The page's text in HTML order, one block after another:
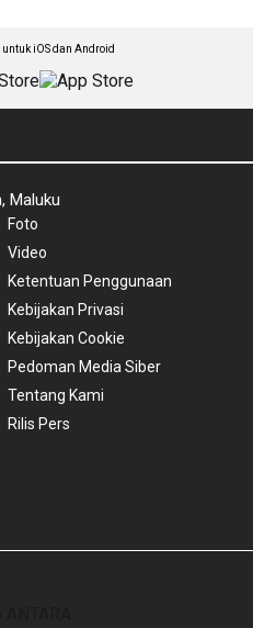
iOS dan Android
Maluku
Foto
Video
Ketentuan Penggunaan
Kebijakan Privasi
Kebijakan Cookie
Pedoman Media Siber
Tentang Kami
Rilis Pers